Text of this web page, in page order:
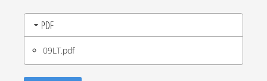
PDF
09LT.pdf